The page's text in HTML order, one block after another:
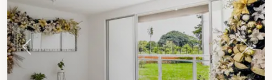
Anterior